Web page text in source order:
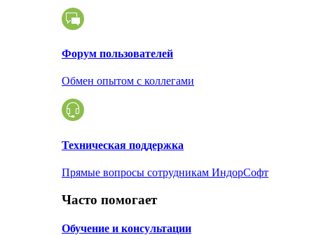
Форум пользователей
Обмен опытом с коллегами
Техническая поддержка
Прямые вопросы сотрудникам ИндорСофт
Часто помогает
Обучение и консультации